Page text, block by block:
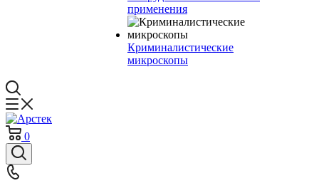
применения
Криминалистические
микроскопы
0